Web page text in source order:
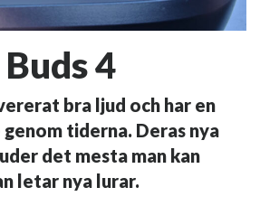
4
bra ljud och har en
tiderna. Deras nya
det mesta man kan
letar nya lurar.